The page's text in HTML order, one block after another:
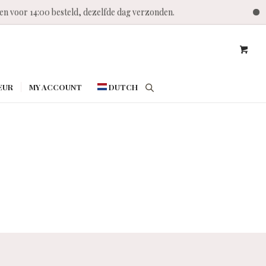
voor 14:00 besteld, dezelfde dag verzonden.
MY ACCOUNT DUTCH